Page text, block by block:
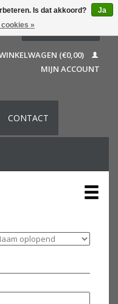
Français
English (US)
(€0,00)
MIJN ACCOUNT
CONTACT
Is dat akkoord?
Ja
»